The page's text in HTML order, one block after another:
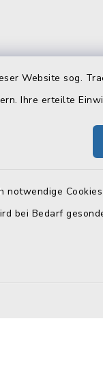
Website sog.
Ihre erteilte
bei Bedarf
13.00-16.00 Uhr